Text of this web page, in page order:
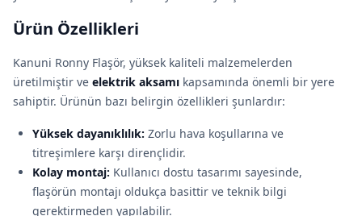
Ürün Özellikleri
Kanuni Ronny Flaşör, yüksek kaliteli malzemelerden
üretilmiştir ve elektrik aksamı kapsamında önemli bir yere
sahiptir. Ürünün bazı belirgin özellikleri şunlardır:
Yüksek dayanıklılık: Zorlu hava koşullarına ve
titreşimlere karşı dirençlidir.
Kolay montaj: Kullanıcı dostu tasarımı sayesinde,
flaşörün montajı oldukça basittir ve teknik bilgi
gerektirmeden yapılabilir.